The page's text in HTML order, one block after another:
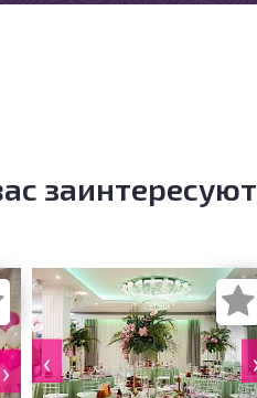
заинтересуют
› ‹